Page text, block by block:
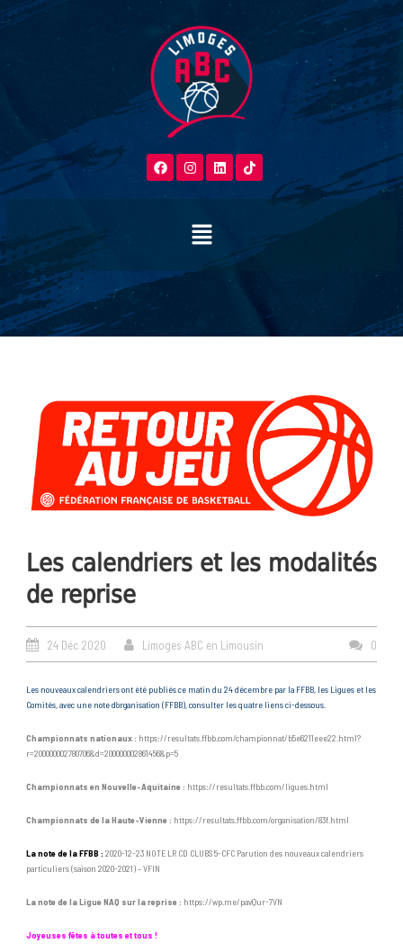
Les calendriers et les modalités
de reprise
24 Déc 2020 Limoges ABC en Limousin 0
Les nouveaux calendriers ont été publiés ce matin du 24 décembre par la FFBB, les Ligues et les
Comités, avec une note d’organisation (FFBB), consulter les quatre liens ci-dessous.
Championnats nationaux : https://resultats.ffbb.com/championnat/b5e6211eee22.html?
r=200000002780706&d=200000002861456&p=5
Championnats en Nouvelle-Aquitaine : https://resultats.ffbb.com/ligues.html
Championnats de la Haute-Vienne : https://resultats.ffbb.com/organisation/83f.html
La note de la FFBB : 2020-12-23 NOTE LR CD CLUBS 5-CFC Parution des nouveaux calendriers
particuliers (saison 2020-2021) – VFIN
La note de la Ligue NAQ sur la reprise : https://wp.me/pavQur-7VN
Joyeuses fêtes à toutes et tous !